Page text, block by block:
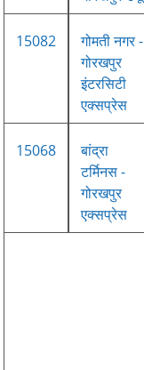
15082
गोमती नगर -
गोरखपुर
इंटरसिटी
एक्सप्रेस
15068
बांद्रा
टर्मिनस -
गोरखपुर
एक्सप्रेस